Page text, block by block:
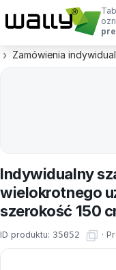
Zamówienia
Indywidualny
wielokrotnego
szerokość 150
ID produktu: 35052 ·